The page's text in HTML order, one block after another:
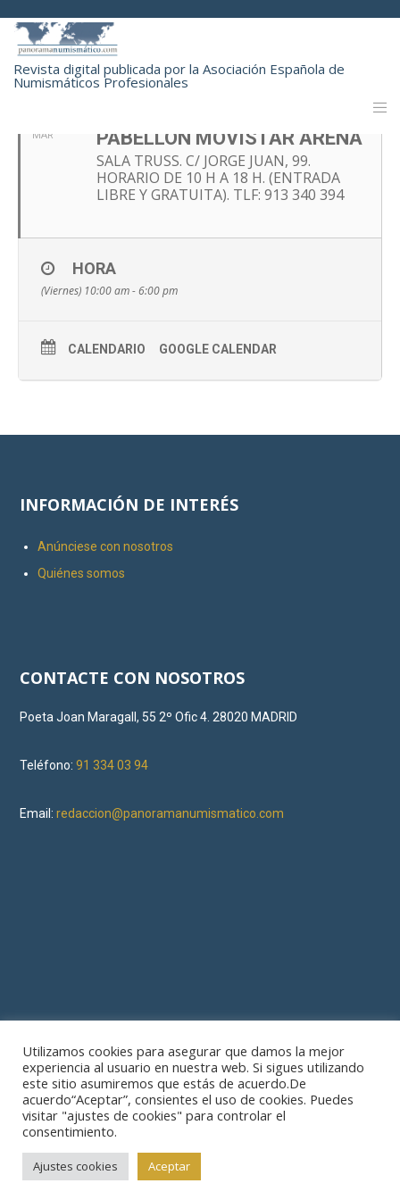
Revista digital publicada por la Asociación Española de
Numismáticos Profesionales
MARZO, 2025
MAR
PABELLÓN MOVISTAR ARENA
SALA TRUSS. C/ JORGE JUAN, 99.
HORARIO DE 10 H A 18 H. (ENTRADA
LIBRE Y GRATUITA). TLF: 913 340 394
HORA
(Viernes) 10:00 am - 6:00 pm
CALENDARIO GOOGLE CALENDAR
INFORMACIÓN DE INTERÉS
Anúnciese con nosotros
Quiénes somos
CONTACTE CON NOSOTROS
Poeta Joan Maragall, 55 2º Ofic 4. 28020 MADRID
Teléfono:91 334 03 94
Email:redaccion@panoramanumismatico.com
© 2019 Asociación Española de Numismáticos Profesionales.
LegalyPolítica de Privacidad.|Diseño web realizado por
Utilizamos cookies para asegurar que damos la mejor
experiencia al usuario en nuestra web. Si sigues utilizando
este sitio asumiremos que estás de acuerdo.De
acuerdo“Aceptar”, consientes el uso de cookies. Puedes
visitar "ajustes de cookies" para controlar el
consentimiento.
Ajustes cookies Aceptar